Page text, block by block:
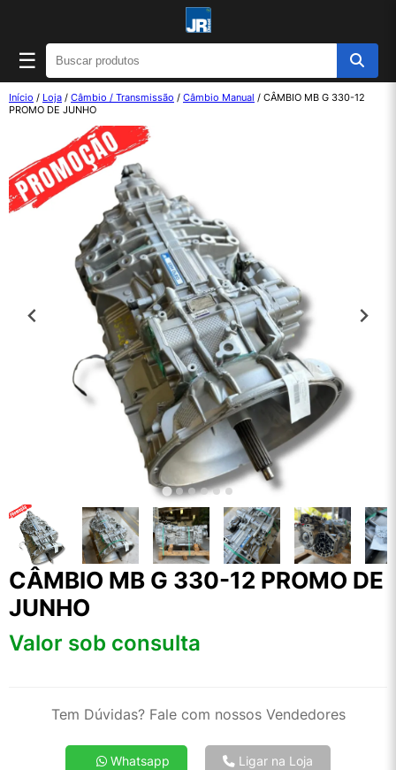
☰
Início / Loja / Câmbio / Transmissão / Câmbio Manual / CÂMBIO MB G 330-12
PROMO DE JUNHO
CÂMBIO MB G 330-12 PROMO DE
JUNHO
Valor sob consulta
Tem Dúvidas? Fale com nossos Vendedores
Whatsapp Ligar na Loja